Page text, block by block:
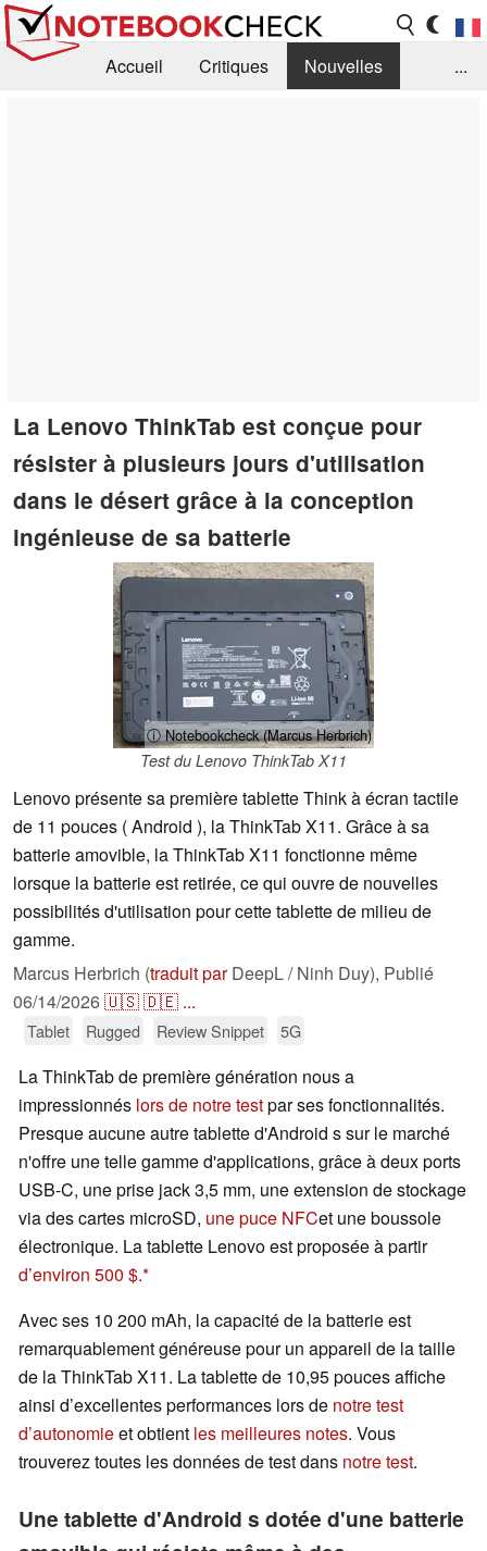
Accueil Critiques
Nouvelles
...
La Lenovo ThinkTab est conçue pour
résister à plusieurs jours d'utilisation
dans le désert grâce à la conception
ingénieuse de sa batterie
ⓘ Notebookcheck (Marcus Herbrich)
Test du Lenovo ThinkTab X11
Lenovo présente sa première tablette Think à écran tactile
de 11 pouces ( Android ), la ThinkTab X11. Grâce à sa
batterie amovible, la ThinkTab X11 fonctionne même
lorsque la batterie est retirée, ce qui ouvre de nouvelles
possibilités d'utilisation pour cette tablette de milieu de
gamme.
Marcus Herbrich (traduit parDeepL / Ninh Duy), Publié
06/14/2026🇺🇸🇩🇪 ...
Tablet Rugged Review Snippet 5G
La ThinkTab de première génération nous a
impressionnés lors de notre testpar ses fonctionnalités.
Presque aucune autre tablette d'Android s sur le marché
n'offre une telle gamme d'applications, grâce à deux ports
USB-C, une prise jack 3,5 mm, une extension de stockage
via des cartes microSD, une puce NFCet une boussole
électronique. La tablette Lenovo est proposée à partir
d’environ 500 $.
Avec ses 10 200 mAh, la capacité de la batterie est
remarquablement généreuse pour un appareil de la taille
de la ThinkTab X11. La tablette de 10,95 pouces affiche
ainsi d’excellentes performances lors de notre test
d’autonomieet obtient les meilleures notes. Vous
trouverez toutes les données de test dans notre test.
Une tablette d'Android s dotée d'une batterie